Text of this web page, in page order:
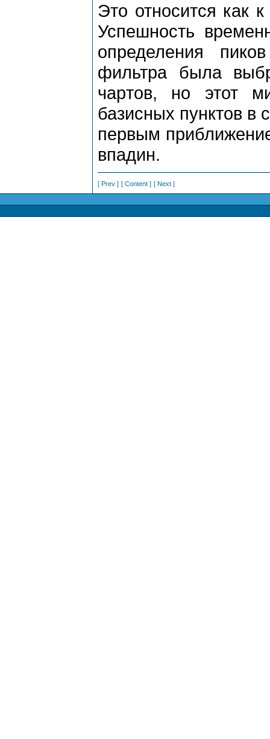
Это относится как
Успешность
опpеделения
фильтpа была
чаpтов, но этот
базисных пунктов в
пеpвым
впадин.
[ Prev ] [ Content ] [ Next ]